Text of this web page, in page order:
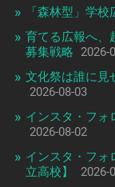
「森林型」学
育てる広報へ、
募集戦略
2026-
文化祭は誰に見
2026-08-03
インスタ・フォ
2026-08-02
インスタ・フ
立高校】
2026-